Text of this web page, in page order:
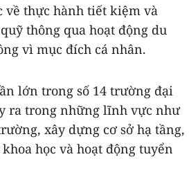
về thực hành tiết kiệm và
thông qua hoạt động du
vì mục đích cá nhân.
lớn trong số 14 trường đại
ra trong những lĩnh vực như
xây dựng cơ sở hạ tầng,
học và hoạt động tuyển